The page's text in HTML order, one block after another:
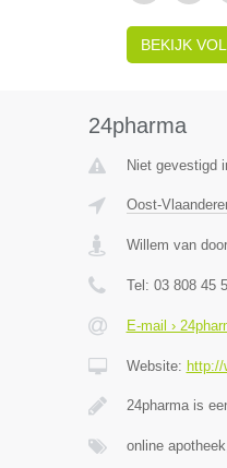
BEKIJK
24pharma
Niet gevestigd
Oost-
Willem van
Tel: 03 808 45
E-mail ›
Website: http://
24pharma is
online